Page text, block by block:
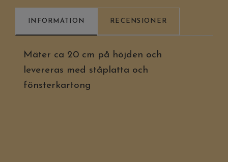
INFORMATION RECENSIONER
Mäter ca 20 cm på höjden och
levereras med ståplatta och
fönsterkartong